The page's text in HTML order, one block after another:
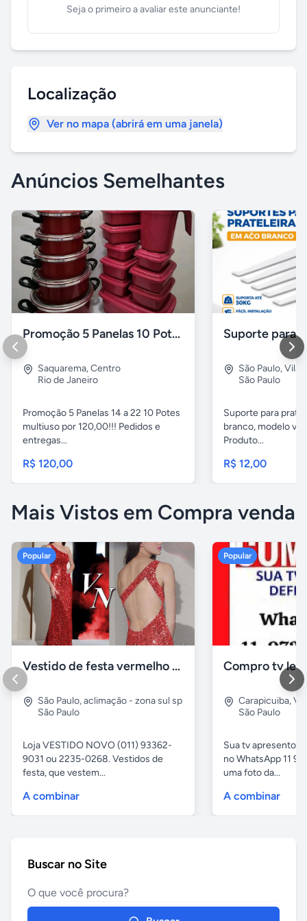
Seja o primeiro a avaliar este anunciante!
Localização
Ver no mapa (abrirá em uma janela)
Anúncios Semelhantes
Promoção 5 Panelas 10 Potes Multiuso
Saquarema,Centro
Rio de Janeiro
Promoção 5 Panelas 14 a 22 10 Potes
multiuso por 120,00!!! Pedidos e
entregas...
R$ 120,00
São Paulo,Vila
São Paulo
Suporte para
branco, modelo
Produto...
R$ 12,00
Mais Vistos em Compra venda
Popular
Vestido de festa vermelho com brilho e pedraria
São Paulo,aclimação - zona sul sp
São Paulo
Loja VESTIDO NOVO (011) 93362-
9031 ou 2235-0268. Vestidos de
festa, que vestem...
A combinar
Popular
Compro tv
Carapicuiba,
São Paulo
Sua tv apresentou
no WhatsApp 11
uma foto da...
A combinar
Buscar no Site